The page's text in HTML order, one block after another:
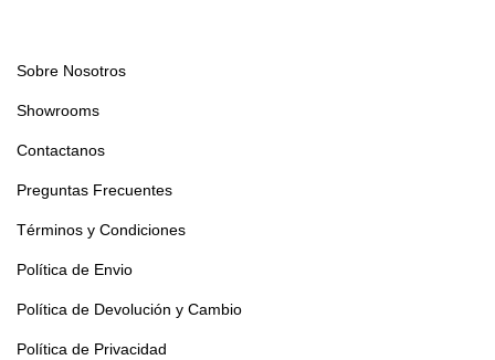
Sobre Nosotros
Showrooms
Contactanos
Preguntas Frecuentes
Términos y Condiciones
Política de Envio
Política de Devolución y Cambio
Política de Privacidad